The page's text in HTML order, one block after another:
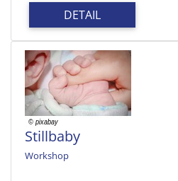
DETAIL
Stillbaby
Workshop